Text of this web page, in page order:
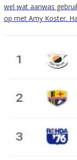
wel wat aanwas
op met Amy Koster.